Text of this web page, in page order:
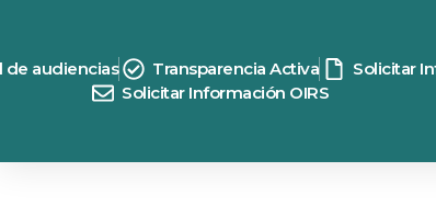
de audiencias Transparencia Activa
Solicitar
Solicitar Información OIRS